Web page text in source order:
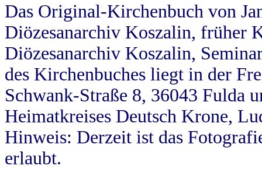
Das Original-Kirchenbuch von
Diözesanarchiv Koszalin, früher
Diözesanarchiv Koszalin,
des Kirchenbuches liegt in der
Schwank-Straße 8, 36043 Fulda
Heimatkreises Deutsch Krone,
Hinweis: Derzeit ist das
erlaubt.